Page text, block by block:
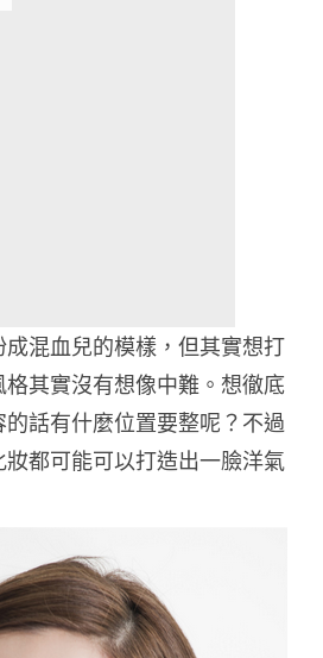
混血兒的模樣，但其實想打
其實沒有想像中難。想徹底
話有什麼位置要整呢？不過
都可能可以打造出一臉洋氣